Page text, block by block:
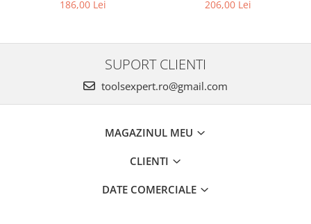
186,00 Lei
206,00 Lei
SUPORT CLIENTI
toolsexpert.ro@gmail.com
MAGAZINUL MEU
CLIENTI
DATE COMERCIALE